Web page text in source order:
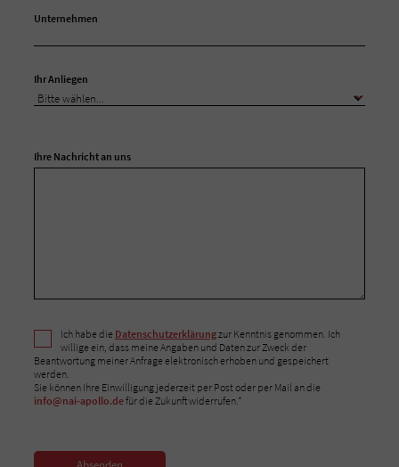
Unternehmen
Ihr Anliegen
Ihre Nachricht an uns
Ich habe die Datenschutzerklärungzur Kenntnis genommen. Ich
willige ein, dass meine Angaben und Daten zur Zweck der
Beantwortung meiner Anfrage elektronisch erhoben und gespeichert
werden.
Sie können Ihre Einwilligung jederzeit per Post oder per Mail an die
info@nai-apollo.defür die Zukunft widerrufen.*